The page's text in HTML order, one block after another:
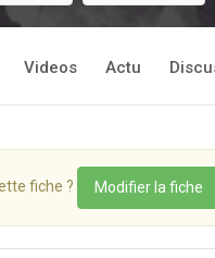
Videos Actu
fiche ? Modifier la fiche